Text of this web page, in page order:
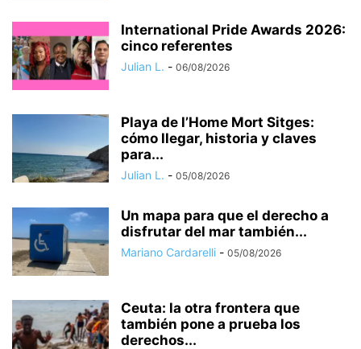
International Pride Awards 2026:
cinco referentes
Julian L. - 06/08/2026
Playa de l’Home Mort Sitges:
cómo llegar, historia y claves
para...
Julian L. - 05/08/2026
Un mapa para que el derecho a
disfrutar del mar también...
Mariano Cardarelli - 05/08/2026
Ceuta: la otra frontera que
también pone a prueba los
derechos...